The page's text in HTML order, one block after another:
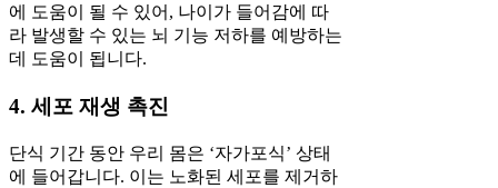
에 도움이 될 수 있어, 나이가 들어감에 따
라 발생할 수 있는 뇌 기능 저하를 예방하는
데 도움이 됩니다.
4. 세포 재생 촉진
단식 기간 동안 우리 몸은 ‘자가포식’ 상태
에 들어갑니다. 이는 노화된 세포를 제거하